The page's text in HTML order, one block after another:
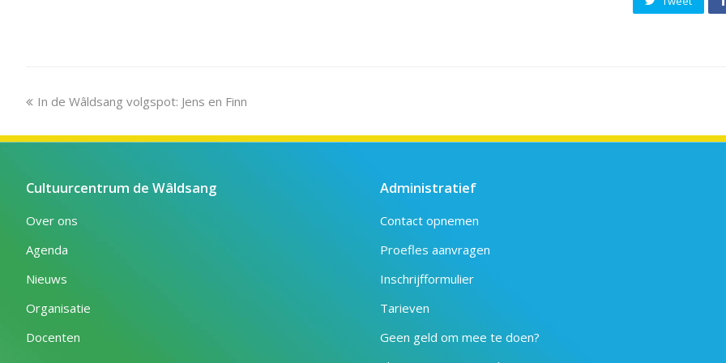
previous
In de Wâldsang volgspot: Jens en Finn
Cultuurcentrum de Wâldsang
Over ons
Agenda
Nieuws
Organisatie
Docenten
Administratief
Contact opnemen
Proefles aanvragen
Inschrijfformulier
Tarieven
Geen geld om mee te doen?